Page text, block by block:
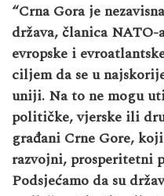
“Crna Gora je
država, članica
evropske i
ciljem da se u
uniji. Na to ne mogu
političke, vjerske ili
građani Crne Gore,
razvojni, prosperitetni
Podsjećamo da su